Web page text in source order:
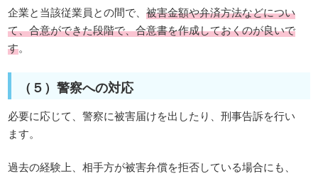
企業と当該従業員との間で、被害金額や弁済方法などについ
て、合意ができた段階で、合意書を作成しておくのが良いで
す。
（５）警察への対応
必要に応じて、警察に被害届けを出したり、刑事告訴を行い
ます。
過去の経験上、相手方が被害弁償を拒否している場合にも、